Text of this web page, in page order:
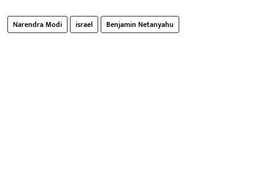
Narendra Modi israel Benjamin Netanyahu